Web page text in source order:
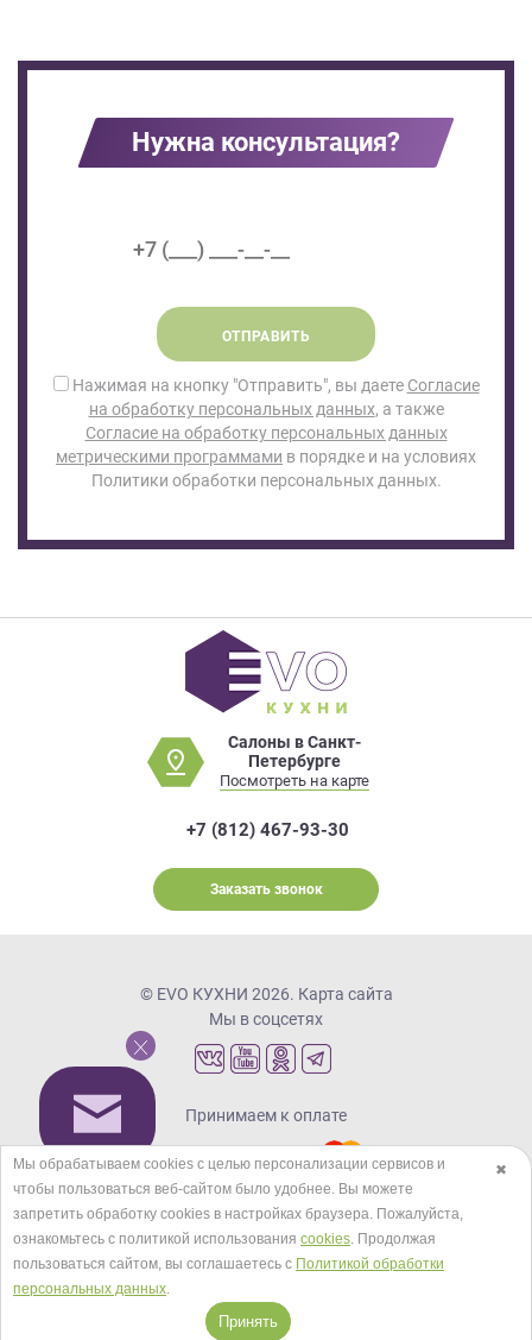
Нужна консультация?
ОТПРАВИТЬ
Нажимая на кнопку "Отправить", вы даете Согласие
на обработку персональных данных, а также
Согласие на обработку персональных данных
метрическими программами в порядке и на условиях
Политики обработки персональных данных.
Салоны в Санкт-
Петербурге
Посмотреть на карте
+7 (812) 467-93-30
Заказать звонок
© EVO КУХНИ 2026. Карта сайта
Мы в соцсетях
Принимаем к оплате
Кредиты и рассрочка
✖
Мы обрабатываем cookies с целью персонализации сервисов и
чтобы пользоваться веб-сайтом было удобнее. Вы можете
запретить обработку сookies в настройках браузера. Пожалуйста,
ознакомьтесь с политикой использования cookies. Продолжая
пользоваться сайтом, вы соглашаетесь с Политикой обработки
персональных данных.
Принять